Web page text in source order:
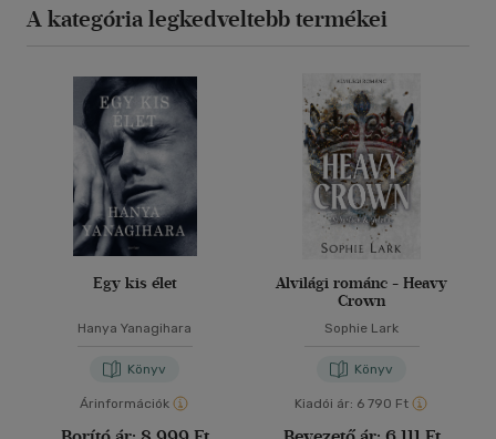
A kategória legkedveltebb termékei
Egy kis élet
Hanya Yanagihara
Könyv
Árinformációk
Alvilági románc - Heavy
Crown
Sophie Lark
Könyv
Kiadói ár: 6 790 Ft